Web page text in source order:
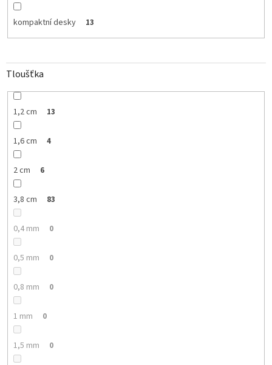
kompaktní desky 13
Tloušťka
1,2 cm 13
1,6 cm 4
2 cm 6
3,8 cm 83
0,4 mm 0
0,5 mm 0
0,8 mm 0
1 mm 0
1,5 mm 0